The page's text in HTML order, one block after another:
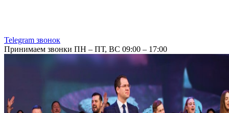
Telegram звонок
Принимаем звонки ПН – ПТ, ВС 09:00 – 17:00